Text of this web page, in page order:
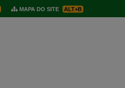
MAPA DO SITE ALT+B